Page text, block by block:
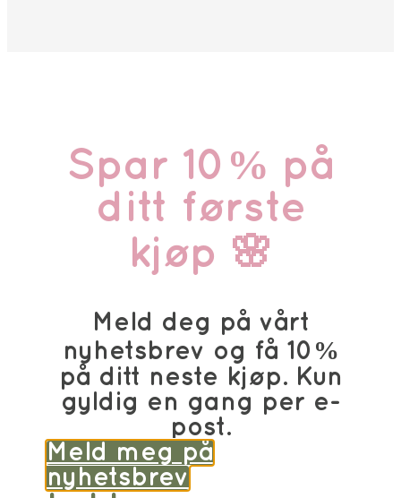
Spar 10% på
ditt første
kjøp 🌸
Meld deg på vårt
nyhetsbrev og få 10%
på ditt neste kjøp. Kun
gyldig en gang per e-
post.
Meld meg på
nyhetsbrev